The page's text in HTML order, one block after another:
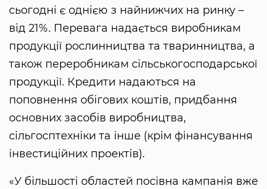
сьогодні є однією з найнижчих на ринку –
від 21%. Перевага надається виробникам
продукції рослинництва та тваринництва, а
також переробникам сільськогосподарської
продукції. Кредити надаються на
поповнення обігових коштів, придбання
основних засобів виробництва,
сільгосптехніки та інше (крім фінансування
інвестиційних проектів).
«У більшості областей посівна кампанія вже